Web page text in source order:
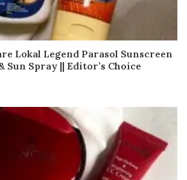
Lokal Legend Parasol Sunscreen
Sun Spray || Editor’s Choice